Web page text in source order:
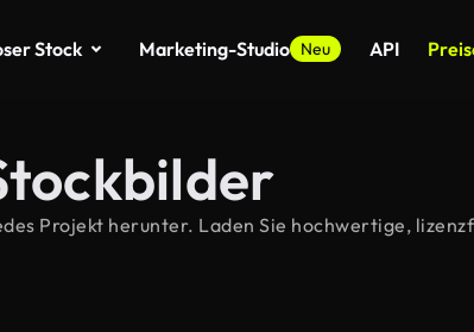
Stock Marketing-Studio Neu API
Projekt herunter. Laden Sie hochwertige,